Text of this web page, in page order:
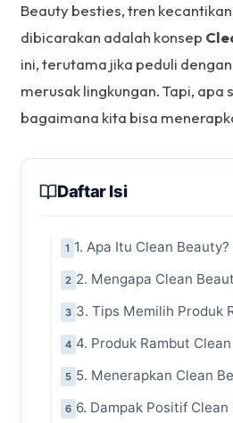
Beauty besties, tren
dibicarakan adalah konsep
ini, terutama jika peduli
merusak lingkungan. Tapi, apa
bagaimana kita bisa
Daftar Isi
1 1. Apa Itu Clean Beauty?
2 2. Mengapa Clean
3 3. Tips Memilih Produk
4 4. Produk Rambut
5 5. Menerapkan Clean
6 6. Dampak Positif